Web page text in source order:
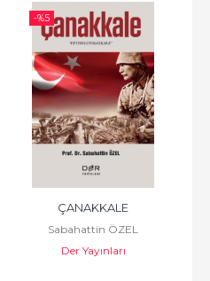
-%5
ÇANAKKALE
Sabahattin ÖZEL
Der Yayınları